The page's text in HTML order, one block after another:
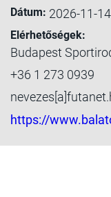
Dátum: 2026-11-
Elérhetőségek:
Budapest
+36 1 273 0939
https://